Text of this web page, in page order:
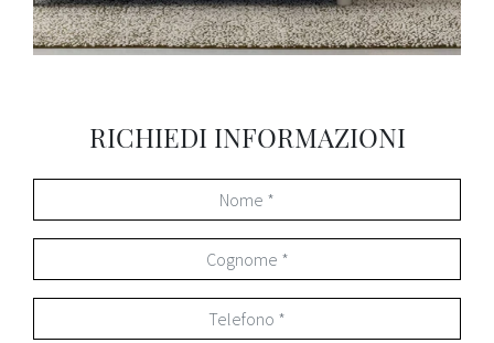
RICHIEDI INFORMAZIONI